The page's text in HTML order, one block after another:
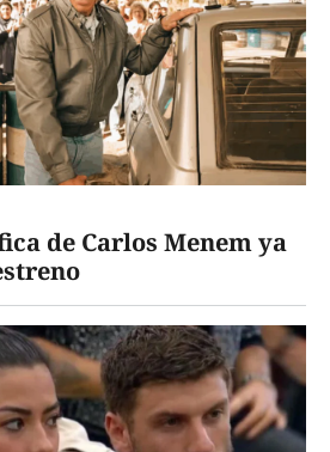
de Carlos Menem ya